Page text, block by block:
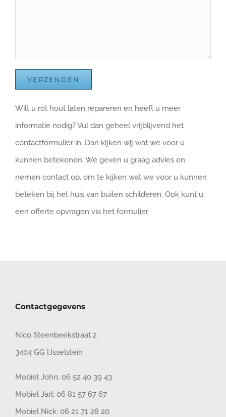
Wilt u rot hout laten repareren en heeft u meer
informatie nodig? Vul dan geheel vrijblijvend het
contactformulier in. Dan kijken wij wat we voor u
kunnen betekenen. We geven u graag advies en
nemen contact op, om te kijken wat we voor u kunnen
beteken bij het huis van buiten schilderen. Ook kunt u
een offerte opvragen via het formulier.
Contactgegevens
Nico Steenbeekstraat 2
3404 GG IJsselstein
Mobiel John: 06 52 40 39 43
Mobiel Jarl: 06 81 57 67 67
Mobiel Nick: 06 21 71 28 20